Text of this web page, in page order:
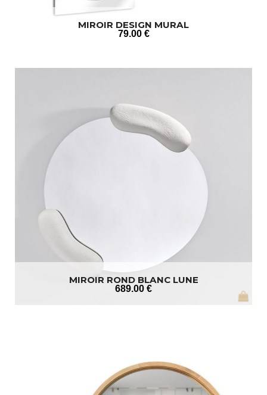
MIROIR DESIGN MURAL
79.00 €
MIROIR ROND BLANC LUNE
689.00 €